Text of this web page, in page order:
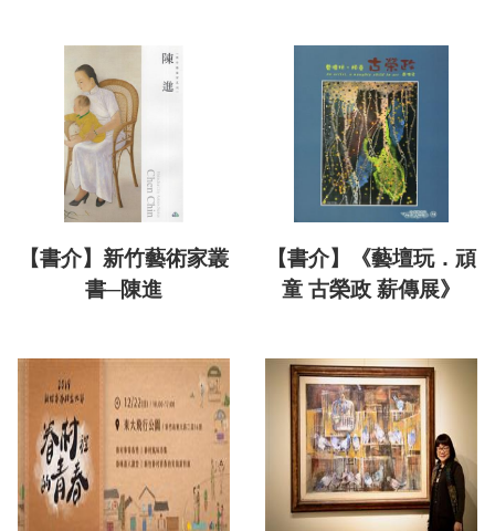
【書介】新竹藝術家叢
書─陳進
【書介】《藝壇玩．頑
童 古榮政 薪傳展》